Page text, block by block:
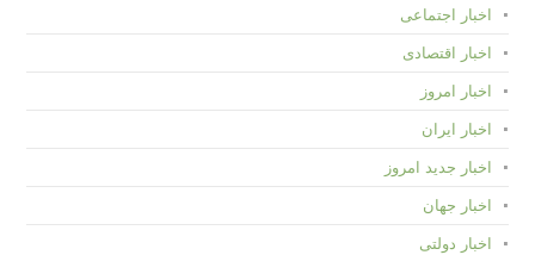
اخبار اجتماعی
اخبار اقتصادی
اخبار امروز
اخبار ایران
اخبار جدید امروز
اخبار جهان
اخبار دولتی